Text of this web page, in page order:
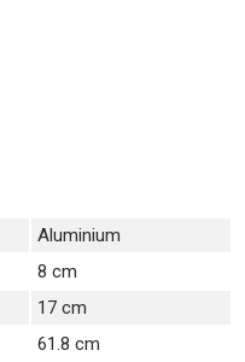
Aluminium
8 cm
17 cm
61.8 cm